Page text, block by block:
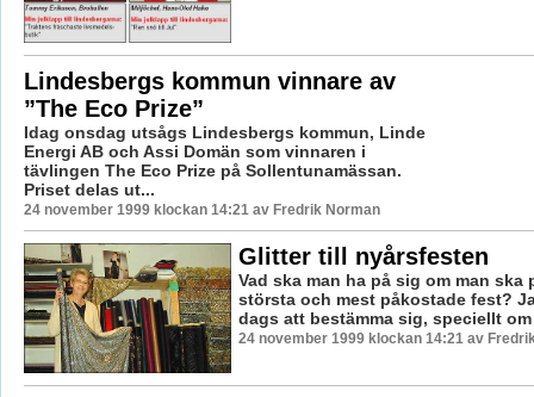
Lindesbergs kommun vinnare av
”The Eco Prize”
Idag onsdag utsågs Lindesbergs kommun, Linde
Energi AB och Assi Domän som vinnaren i
tävlingen The Eco Prize på Sollentunamässan.
Priset delas ut...
24 november 1999 klockan 14:21 av Fredrik Norman
Glitter till nyårsfesten
Vad ska man ha på sig om man ska
största och mest påkostade fest?
dags att bestämma sig, speciellt om
24 november 1999 klockan 14:21 av